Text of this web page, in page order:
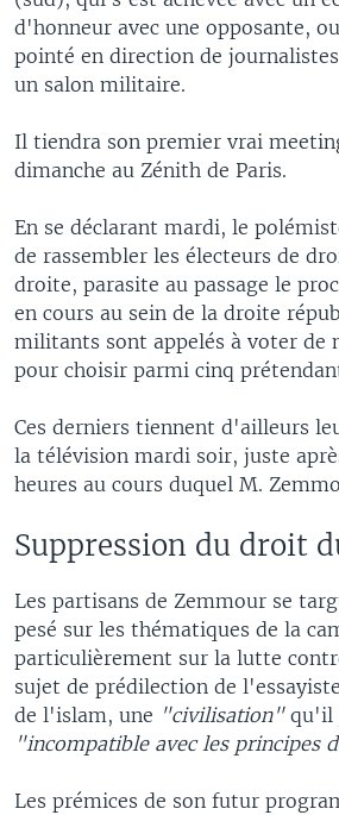
d'honneur avec une opposante,
pointé en direction de
un salon militaire.
Il tiendra son premier vrai
dimanche au Zénith de Paris.
En se déclarant mardi, le
de rassembler les électeurs de
droite, parasite au passage le
en cours au sein de la droite
militants sont appelés à voter de
pour choisir parmi cinq
Ces derniers tiennent d'ailleurs
la télévision mardi soir, juste
heures au cours duquel M.
Suppression du droit
Les partisans de Zemmour se
pesé sur les thématiques de la
particulièrement sur la lutte
sujet de prédilection de
de l'islam, une "civilisation"qu'il
"incompatible avec les principes
Les prémices de son futur